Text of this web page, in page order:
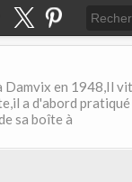
Damvix en 1948,Il vit
a d'abord pratiqué
sa boîte à